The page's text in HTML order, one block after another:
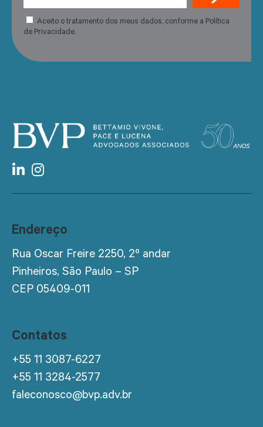
Aceito o tratamento dos meus dados, conforme a Política
de Privacidade.
Endereço
Rua Oscar Freire 2250, 2º andar
Pinheiros, São Paulo – SP
CEP 05409-011
Contatos
+55 11 3087-6227
+55 11 3284-2577
faleconosco@bvp.adv.br